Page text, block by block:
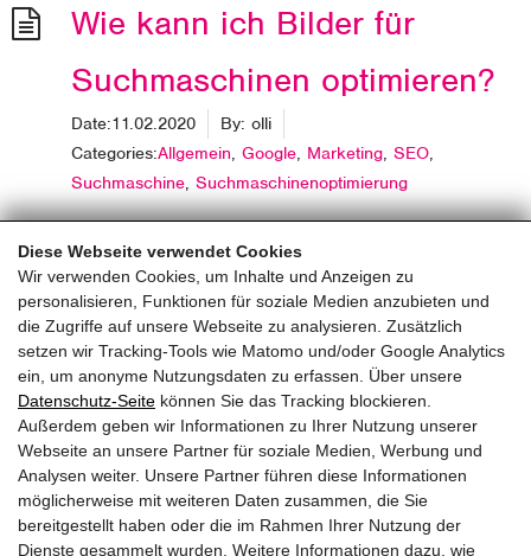
Diese Webseite verwendet Cookies
Wir verwenden Cookies, um Inhalte und Anzeigen zu
personalisieren, Funktionen für soziale Medien anzubieten und
die Zugriffe auf unsere Webseite zu analysieren. Zusätzlich
setzen wir Tracking-Tools wie Matomo und/oder Google Analytics
ein, um anonyme Nutzungsdaten zu erfassen. Über unsere
Datenschutz-Seite können Sie das Tracking blockieren.
Außerdem geben wir Informationen zu Ihrer Nutzung unserer
Webseite an unsere Partner für soziale Medien, Werbung und
Analysen weiter. Unsere Partner führen diese Informationen
möglicherweise mit weiteren Daten zusammen, die Sie
bereitgestellt haben oder die im Rahmen Ihrer Nutzung der
Dienste gesammelt wurden. Weitere Informationen dazu, wie
Wie kann ich Bilder für
Suchmaschinen optimieren?
Date:11.02.2020 By: olli
Categories:Allgemein, Google, Marketing, SEO,
Suchmaschine, Suchmaschinenoptimierung
pinzweb.at GmbH & Co KG
Raiffeisenstraße 4, 5671 Bruck an der Glocknerstraße
Rögergasse 36/6, 1090 Wien
T:+43 (0) 6545 20340
E:office@pinzweb.at